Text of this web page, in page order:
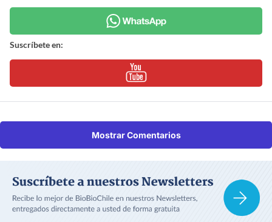
Suscríbete en:
Mostrar Comentarios